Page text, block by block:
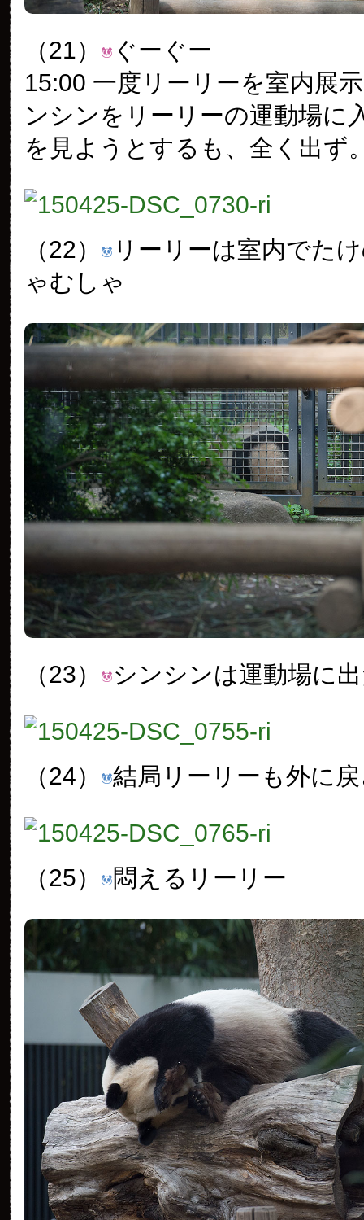
（21）
ぐーぐー
15:00 一度リーリーを室内展
ンシンをリーリーの運動場に
を見ようとするも、全く出ず
（22）
リーリーは室内でた
ゃむしゃ
（23） シンシンは運動場に
（24） 結局リーリーも外に
（25） 悶えるリーリー